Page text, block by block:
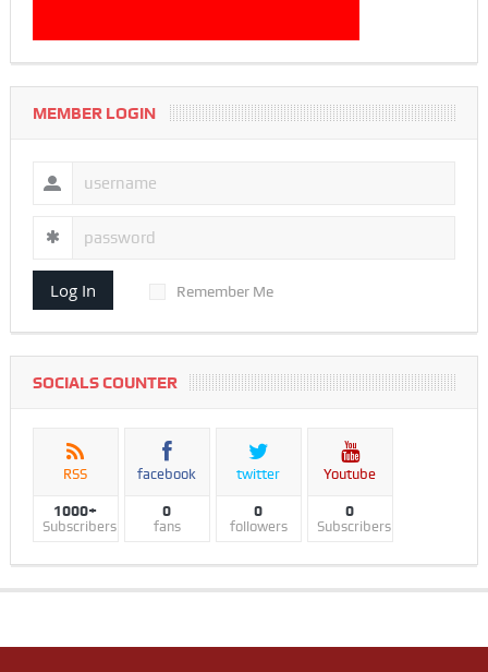
MEMBER LOGIN
Log In Remember Me
SOCIALS COUNTER
RSS
1000+
Subscribers
facebook
0
fans
twitter
0
followers
Youtube
0
Subscribers